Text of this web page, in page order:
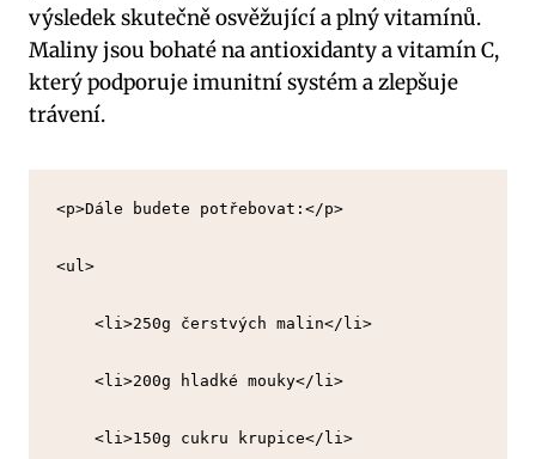
výsledek skutečně osvěžující a plný vitamínů.
Maliny jsou bohaté na antioxidanty a vitamín C,
který podporuje imunitní systém a zlepšuje
trávení.
<p>Dále budete potřebovat:</p>
<ul>
    <li>250g čerstvých malin</li>
    <li>200g hladké mouky</li>
    <li>150g cukru krupice</li>